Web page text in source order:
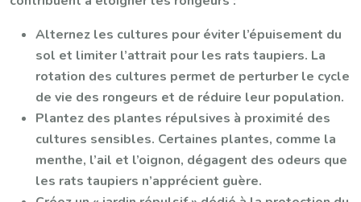
Alternez les cultures pour éviter l’épuisement du
sol et limiter l’attrait pour les rats taupiers. La
rotation des cultures permet de perturber le cycle
de vie des rongeurs et de réduire leur population.
Plantez des plantes répulsives à proximité des
cultures sensibles. Certaines plantes, comme la
menthe, l’ail et l’oignon, dégagent des odeurs que
les rats taupiers n’apprécient guère.